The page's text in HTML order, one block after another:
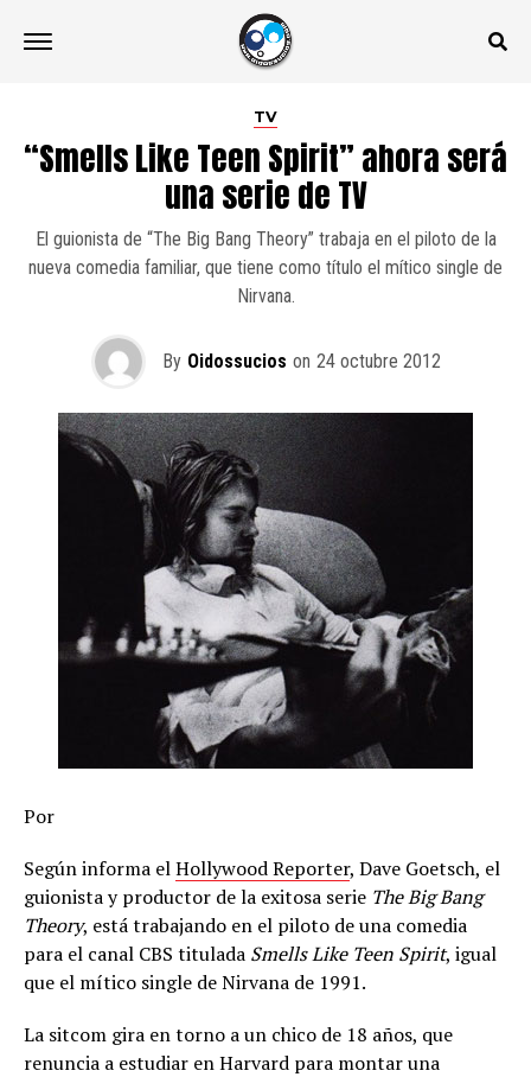
TV
“Smells Like Teen Spirit” ahora será
una serie de TV
El guionista de “The Big Bang Theory” trabaja en el piloto de la
nueva comedia familiar, que tiene como título el mítico single de
Nirvana.
By Oidossucios on 24 octubre 2012
Por
Según informa elHollywood Reporter, Dave Goetsch, el
guionista y productor de la exitosa serie The Big Bang
Theory, está trabajando en el piloto de una comedia
para el canal CBS titulada Smells Like Teen Spirit, igual
que el mítico single de Nirvana de 1991.
La sitcom gira en torno a un chico de 18 años, que
renuncia a estudiar en Harvard para montar una